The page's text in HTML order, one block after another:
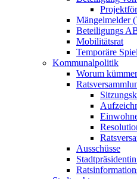
Mängelmelder
Beteiligungs
Mobilitätsrat
Temporäre
Kommunalpolitik
Worum
Ausschüsse